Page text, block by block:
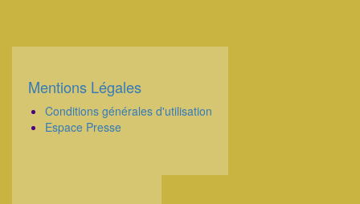
Corps
Mentions Légales
Conditions générales d'utilisation
Espace Presse